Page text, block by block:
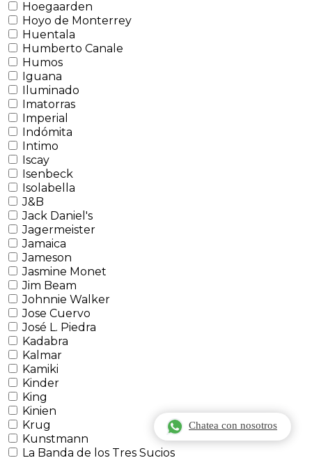
Chatea con nosotros
Hoegaarden
Hoyo de Monterrey
Huentala
Humberto Canale
Humos
Iguana
Iluminado
Imatorras
Imperial
Indómita
Intimo
Iscay
Isenbeck
Isolabella
J&B
Jack Daniel's
Jagermeister
Jamaica
Jameson
Jasmine Monet
Jim Beam
Johnnie Walker
Jose Cuervo
José L. Piedra
Kadabra
Kalmar
Kamiki
Kinder
King
Kinien
Krug
Kunstmann
La Banda de los Tres Sucios